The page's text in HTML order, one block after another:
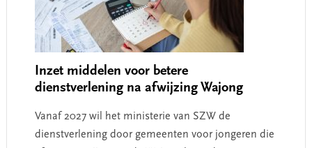
Inzet middelen voor betere
dienstverlening na afwijzing Wajong
Vanaf 2027 wil het ministerie van SZW de
dienstverlening door gemeenten voor jongeren die